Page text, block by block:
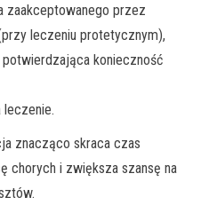
zaakceptowanego przez
leczeniu protetycznym),
konieczność
leczenie.
znacząco skraca czas
chorych i zwiększa szansę na